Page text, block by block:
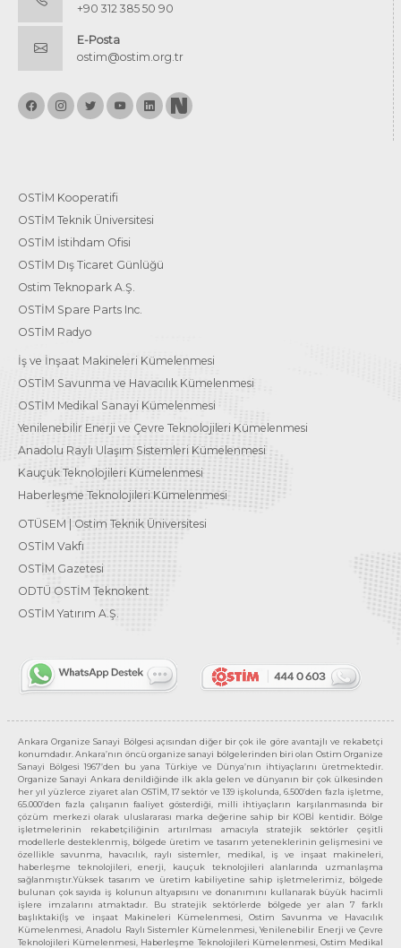
+90 312 385 50 90
E-Posta
ostim@ostim.org.tr
OSTİM Kooperatifi
OSTİM Teknik Üniversitesi
OSTİM İstihdam Ofisi
OSTİM Dış Ticaret Günlüğü
Ostim Teknopark A.Ş.
OSTİM Spare Parts Inc.
OSTİM Radyo
İş ve İnşaat Makineleri Kümelenmesi
OSTİM Savunma ve Havacılık Kümelenmesi
OSTİM Medikal Sanayi Kümelenmesi
Yenilenebilir Enerji ve Çevre Teknolojileri Kümelenmesi
Anadolu Raylı Ulaşım Sistemleri Kümelenmesi
Kauçuk Teknolojileri Kümelenmesi
Haberleşme Teknolojileri Kümelenmesi
OTÜSEM | Ostim Teknik Üniversitesi
OSTİM Vakfı
OSTİM Gazetesi
ODTÜ OSTİM Teknokent
OSTİM Yatırım A.Ş.
Ankara Organize Sanayi Bölgesi açısından diğer bir çok ile göre avantajlı ve rekabetçi
konumdadır. Ankara’nın öncü organize sanayi bölgelerinden biri olan Ostim Organize
Sanayi Bölgesi 1967’den bu yana Türkiye ve Dünya’nın ihtiyaçlarını üretmektedir.
Organize Sanayi Ankara denildiğinde ilk akla gelen ve dünyanın bir çok ülkesinden
her yıl yüzlerce ziyaret alan OSTİM, 17 sektör ve 139 işkolunda, 6.500’den fazla işletme,
65.000’den fazla çalışanın faaliyet gösterdiği, milli ihtiyaçların karşılanmasında bir
çözüm merkezi olarak uluslararası marka değerine sahip bir KOBİ kentidir. Bölge
işletmelerinin rekabetçiliğinin artırılması amacıyla stratejik sektörler çeşitli
modellerle desteklenmiş, bölgede üretim ve tasarım yeteneklerinin gelişmesini ve
özellikle savunma, havacılık, raylı sistemler, medikal, iş ve inşaat makineleri,
haberleşme teknolojileri, enerji, kauçuk teknolojileri alanlarında uzmanlaşma
sağlanmıştır.Yüksek tasarım ve üretim kabiliyetine sahip işletmelerimiz, bölgede
bulunan çok sayıda iş kolunun altyapısını ve donanımını kullanarak büyük hacimli
işlere imzalarını atmaktadır. Bu stratejik sektörlerde bölgede yer alan 7 farklı
başlıktaki(İş ve inşaat Makineleri Kümelenmesi, Ostim Savunma ve Havacılık
Kümelenmesi, Anadolu Raylı Sistemler Kümelenmesi, Yenilenebilir Enerji ve Çevre
Teknolojileri Kümelenmesi, Haberleşme Teknolojileri Kümelenmesi, Ostim Medikal